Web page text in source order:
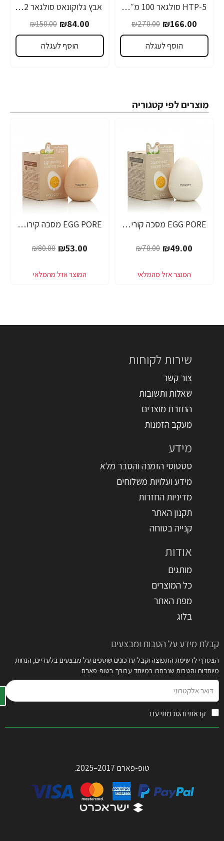
-39%
5-HTP סולגאר 100 מ״ג - הרכיב 5 הידרוקסי טריפטופן - 90 כמוסות מבית SOLGAR
₪166.00
₪270.00
הוסף לעגלה
-44%
אבץ גלוקונאט סולגאר 22 מ"ג - 250 טבליות מבית SOLGAR
₪84.00
₪150.00
הוסף לעגלה
מוצרים לפי קטגוריה
-30% EGG PORE מסכה קוריאנית לניקוי ראשים שחורים 30 גרם - מבית Tony Moly
₪49.00
₪70.00
-34% EGG PORE מסכה קירור לכיווץ נקבוביות 30 גרם - מבית Tony Moly
₪53.00
₪80.00
שירות לקוחות
צור קשר
שאלות ותשובות
החזרת מוצרים
מעקב הזמנות
מידע
סטטוסי הזמנה והסבר מלא
מידע ועלויות משלוחים
מדיניות החזרות
תקנון האתר
קנייה בטוחה
אודות
מותגים
כל המוצרים
מפת האתר
בלוג
קבלת מידע על הטבות ומבצעים
הצטרף לרשימת התפוצה וקבל עדכונים שוטפים על מבצעים בלעדיים, הנחות
מיוחדות והטבות שנבחרו במיוחד עבורך בטופ-פארם
אלקטרוני
קראתי והסכמתי עם
טופ-פארם 2017–2025.